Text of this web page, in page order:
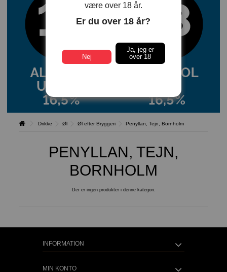
Drikke Øl Øl efter Bryggeri Penyllan, Tejn, Bornholm
PENYLLAN, TEJN,
BORNHOLM
Der er ingen produkter i denne kategori.
INFORMATION
MIN KONTO
være over 18 år.
Er du over 18 år?
Nej
Ja, jeg er
over 18